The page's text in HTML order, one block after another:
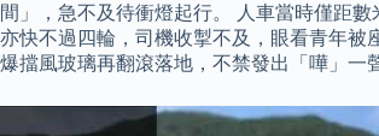
間」，急不及待衝燈起行。 人車當時僅距
亦快不過四輪，司機收掣不及，眼看青年被
爆擋風玻璃再翻滾落地，不禁發出「嘩」一